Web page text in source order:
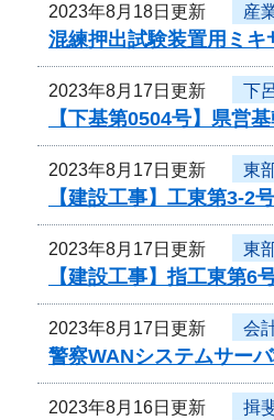
2023年8月18日更新 産
混練押出試験装置用ミ
2023年8月17日更新 下
【下基第0504号】県
2023年8月17日更新 東
【建設工事】工東第3-2
2023年8月17日更新 東
【建設工事】指工東第6
2023年8月17日更新 会
警察WANシステムサー
2023年8月16日更新 揖